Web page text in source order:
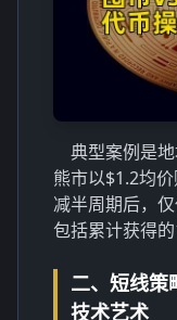
典型案例是
熊市以$1.2均
减半周期后，
包括累计获得的
二、短线策
技术艺术